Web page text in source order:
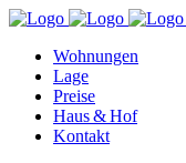
Wohnungen
Lage
Preise
Haus & Hof
Kontakt